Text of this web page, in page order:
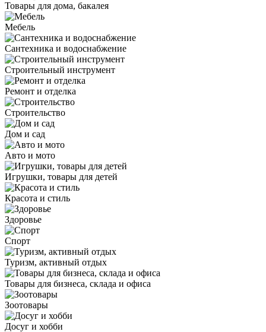
Товары для дома, бакалея
Мебель
Сантехника и водоснабжение
Строительный инструмент
Ремонт и отделка
Строительство
Дом и сад
Авто и мото
Игрушки, товары для детей
Красота и стиль
Здоровье
Спорт
Туризм, активный отдых
Товары для бизнеса, склада и офиса
Зоотовары
Досуг и хобби